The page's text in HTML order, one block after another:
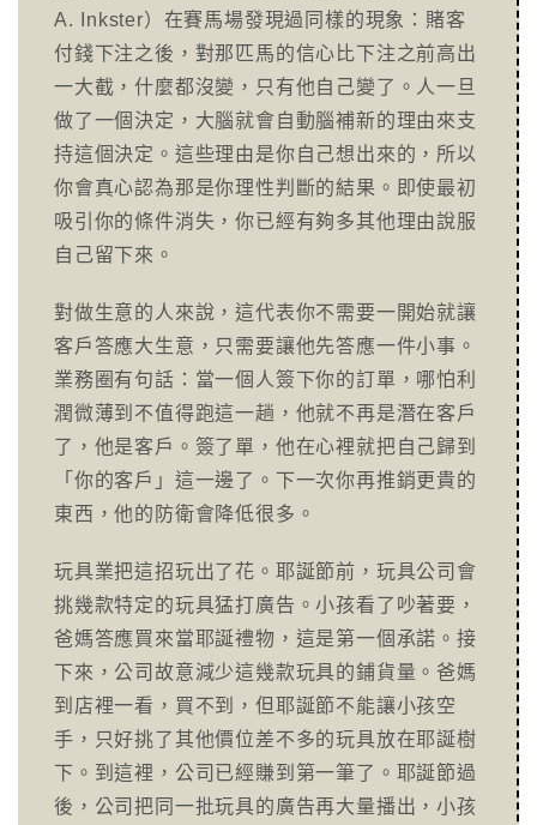
A. Inkster）在賽馬場發現過同樣的現象：賭客
付錢下注之後，對那匹馬的信心比下注之前高出
一大截，什麼都沒變，只有他自己變了。人一旦
做了一個決定，大腦就會自動腦補新的理由來支
持這個決定。這些理由是你自己想出來的，所以
你會真心認為那是你理性判斷的結果。即使最初
吸引你的條件消失，你已經有夠多其他理由說服
自己留下來。
對做生意的人來說，這代表你不需要一開始就讓
客戶答應大生意，只需要讓他先答應一件小事。
業務圈有句話：當一個人簽下你的訂單，哪怕利
潤微薄到不值得跑這一趟，他就不再是潛在客戶
了，他是客戶。簽了單，他在心裡就把自己歸到
「你的客戶」這一邊了。下一次你再推銷更貴的
東西，他的防衛會降低很多。
玩具業把這招玩出了花。耶誕節前，玩具公司會
挑幾款特定的玩具猛打廣告。小孩看了吵著要，
爸媽答應買來當耶誕禮物，這是第一個承諾。接
下來，公司故意減少這幾款玩具的鋪貨量。爸媽
到店裡一看，買不到，但耶誕節不能讓小孩空
手，只好挑了其他價位差不多的玩具放在耶誕樹
下。到這裡，公司已經賺到第一筆了。耶誕節過
後，公司把同一批玩具的廣告再大量播出，小孩